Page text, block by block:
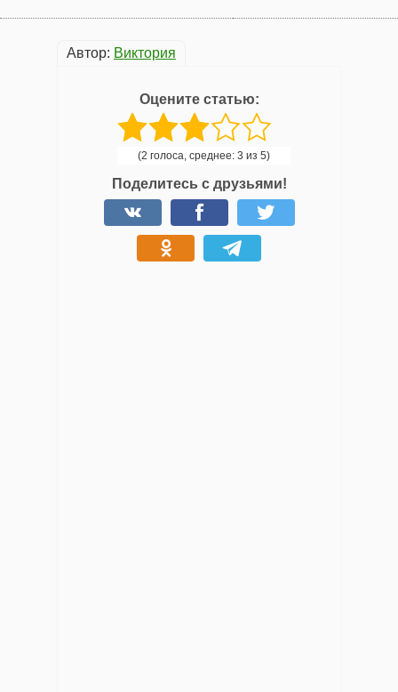
Автор: Виктория
Оцените статью:
(2 голоса, среднее: 3 из 5)
Поделитесь с друзьями!